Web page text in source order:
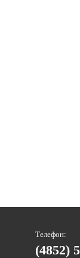
Телефон:
(4852)